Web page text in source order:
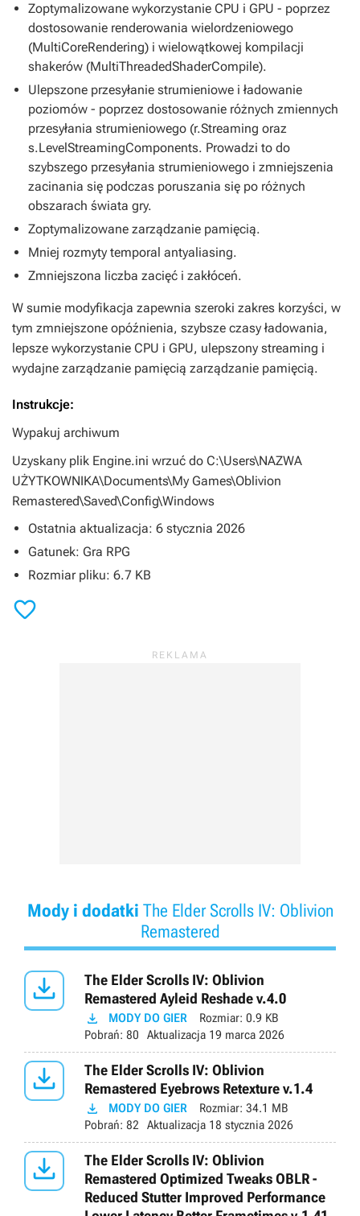
Zoptymalizowane wykorzystanie CPU i GPU - poprzez
dostosowanie renderowania wielordzeniowego
(MultiCoreRendering) i wielowątkowej kompilacji
shakerów (MultiThreadedShaderCompile).
Ulepszone przesyłanie strumieniowe i ładowanie
poziomów - poprzez dostosowanie różnych zmiennych
przesyłania strumieniowego (r.Streaming oraz
s.LevelStreamingComponents. Prowadzi to do
szybszego przesyłania strumieniowego i zmniejszenia
zacinania się podczas poruszania się po różnych
obszarach świata gry.
Zoptymalizowane zarządzanie pamięcią.
Mniej rozmyty temporal antyaliasing.
Zmniejszona liczba zacięć i zakłóceń.
W sumie modyfikacja zapewnia szeroki zakres korzyści, w
tym zmniejszone opóźnienia, szybsze czasy ładowania,
lepsze wykorzystanie CPU i GPU, ulepszony streaming i
wydajne zarządzanie pamięcią zarządzanie pamięcią.
Instrukcje:
Wypakuj archiwum
Uzyskany plik Engine.ini wrzuć do C:\Users\NAZWA
UŻYTKOWNIKA\Documents\My Games\Oblivion
Remastered\Saved\Config\Windows
Ostatnia aktualizacja: 6 stycznia 2026
Gatunek: Gra RPG
Rozmiar pliku: 6.7 KB

Mody i dodatki The Elder Scrolls IV: Oblivion
Remastered

The Elder Scrolls IV: Oblivion
Remastered Ayleid Reshade v.4.0
 MODY DO GIER Rozmiar: 0.9 KB
Pobrań: 80 Aktualizacja 19 marca 2026

The Elder Scrolls IV: Oblivion
Remastered Eyebrows Retexture v.1.4
 MODY DO GIER Rozmiar: 34.1 MB
Pobrań: 82 Aktualizacja 18 stycznia 2026

The Elder Scrolls IV: Oblivion
Remastered Optimized Tweaks OBLR -
Reduced Stutter Improved Performance